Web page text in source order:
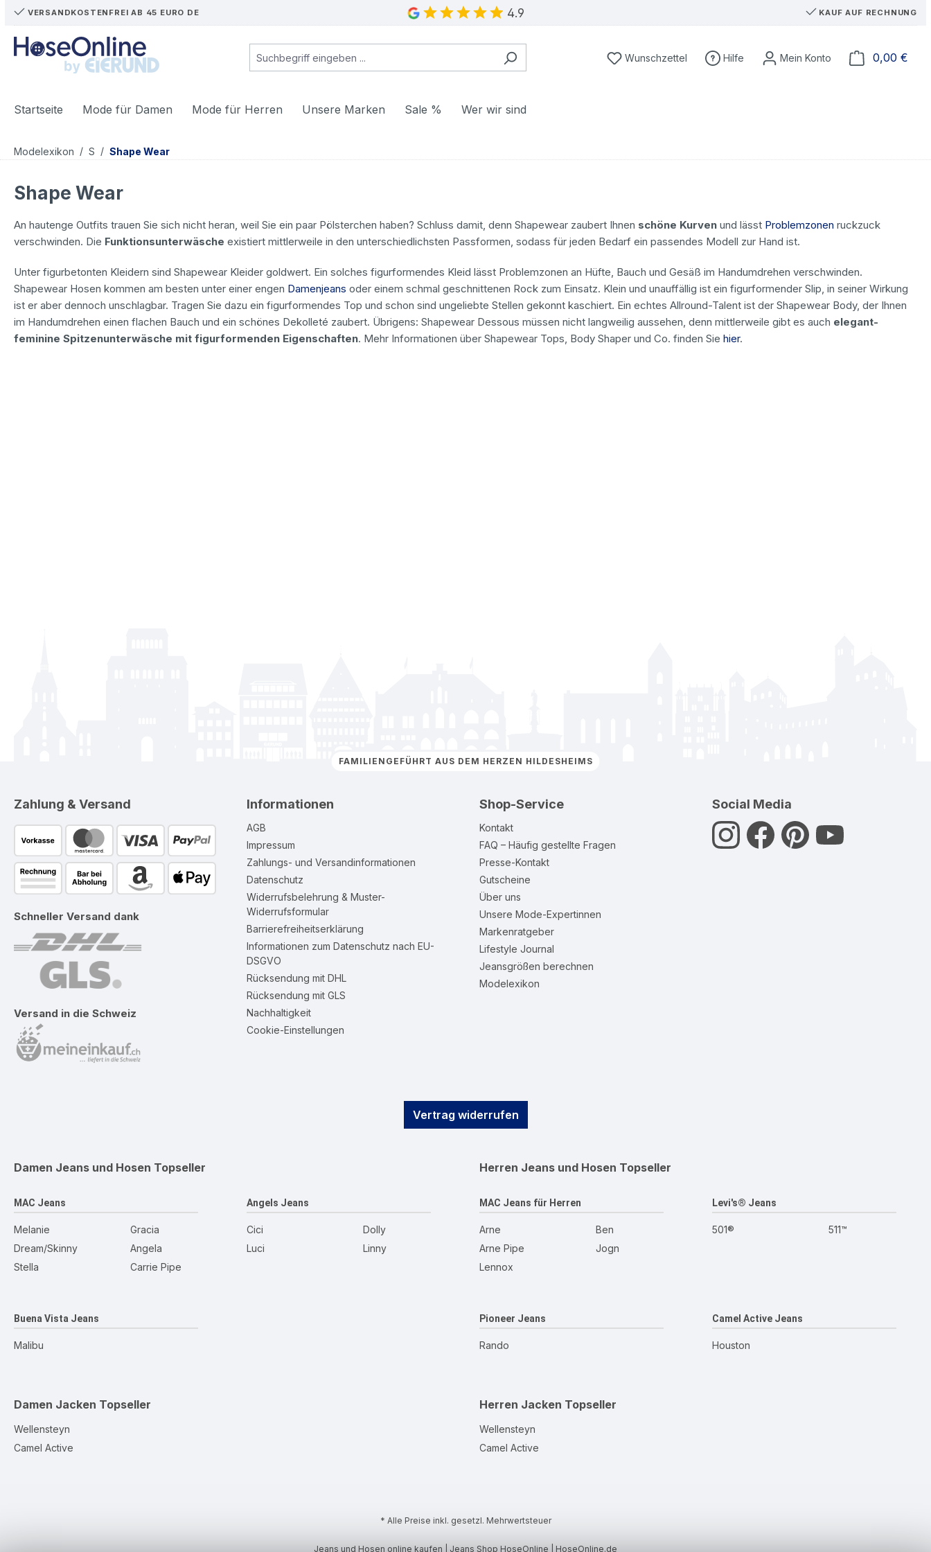
Hauptinhalt springen
Zur Suche springen
Zur Hauptnavigation springen
VERSANDKOSTENFREI AB 45 EURO DE 4.9 KAUF AUF RECHNUNG
Du hast 0 Produkte auf dem Merkzettel
Wunschzettel Hilfe 0,00 €
Startseite Mode für Damen Mode für Herren Unsere Marken Sale % Wer wir sind
Modelexikon / S / Shape Wear
Shape Wear
An hautenge Outfits trauen Sie sich nicht heran, weil Sie ein paar Pölsterchen haben? Schluss damit, denn Shapewear zaubert Ihnen schöne Kurven und lässt Problemzonen ruckzuck
verschwinden. Die Funktionsunterwäsche existiert mittlerweile in den unterschiedlichsten Passformen, sodass für jeden Bedarf ein passendes Modell zur Hand ist.
Unter figurbetonten Kleidern sind Shapewear Kleider goldwert. Ein solches figurformendes Kleid lässt Problemzonen an Hüfte, Bauch und Gesäß im Handumdrehen verschwinden.
Shapewear Hosen kommen am besten unter einer engen Damenjeans oder einem schmal geschnittenen Rock zum Einsatz. Klein und unauffällig ist ein figurformender Slip, in seiner Wirkung
ist er aber dennoch unschlagbar. Tragen Sie dazu ein figurformendes Top und schon sind ungeliebte Stellen gekonnt kaschiert. Ein echtes Allround-Talent ist der Shapewear Body, der Ihnen
im Handumdrehen einen flachen Bauch und ein schönes Dekolleté zaubert. Übrigens: Shapewear Dessous müssen nicht langweilig aussehen, denn mittlerweile gibt es auch elegant-
feminine Spitzenunterwäsche mit figurformenden Eigenschaften. Mehr Informationen über Shapewear Tops, Body Shaper und Co. finden Sie hier.
FAMILIENGEFÜHRT AUS DEM HERZEN HILDESHEIMS
Zahlung & Versand
Schneller Versand dank
Versand in die Schweiz
Informationen
AGB
Impressum
Zahlungs- und Versandinformationen
Datenschutz
Widerrufsbelehrung & Muster-
Widerrufsformular
Barrierefreiheitserklärung
Informationen zum Datenschutz nach EU-
DSGVO
Rücksendung mit DHL
Rücksendung mit GLS
Nachhaltigkeit
Cookie-Einstellungen
Shop-Service
Kontakt
FAQ – Häufig gestellte Fragen
Presse-Kontakt
Gutscheine
Über uns
Unsere Mode-Expertinnen
Markenratgeber
Lifestyle Journal
Jeansgrößen berechnen
Modelexikon
Social Media
Vertrag widerrufen
Damen Jeans und Hosen Topseller
MAC Jeans
Melanie
Dream/Skinny
Stella
Gracia
Angela
Carrie Pipe
Angels Jeans
Cici
Luci
Dolly
Linny
Buena Vista Jeans
Malibu
Damen Jacken Topseller
Wellensteyn
Camel Active
Herren Jeans und Hosen Topseller
MAC Jeans für Herren
Arne
Arne Pipe
Lennox
Ben
Jogn
Levi's® Jeans
501® 511™
Pioneer Jeans
Rando
Camel Active Jeans
Houston
Herren Jacken Topseller
Wellensteyn
Camel Active
* Alle Preise inkl. gesetzl. Mehrwertsteuer
Jeans und Hosen online kaufen | Jeans Shop HoseOnline | HoseOnline.de